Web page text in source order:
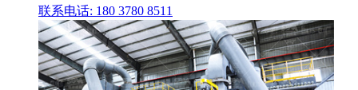
联系电话: 180 3780 8511